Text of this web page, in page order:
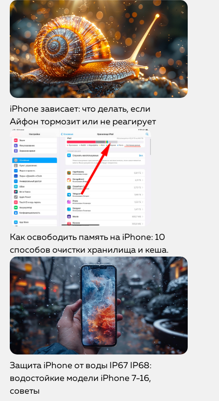
iPhone зависает: что делать, если
Айфон тормозит или не реагирует
Как освободить память на iPhone: 10
способов очистки хранилища и кеша.
Защита iPhone от воды IP67 IP68:
водостойкие модели iPhone 7-16,
советы